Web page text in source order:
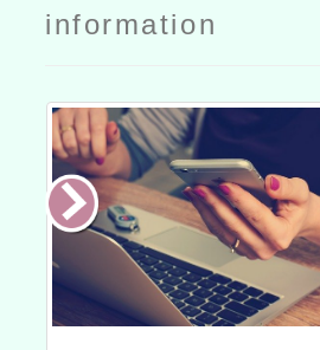
information